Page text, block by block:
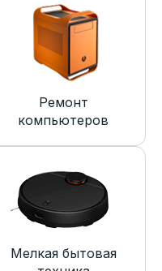
Ремонт
компьютеров
Мелкая бытовая